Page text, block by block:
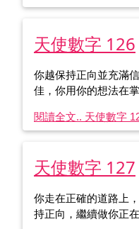
天使數字 126
你越保持正向並充滿
佳，你用你的想法在
閱讀全文.. 天使數字
天使數字 127
你走在正確的道路上
持正向，繼續做你正